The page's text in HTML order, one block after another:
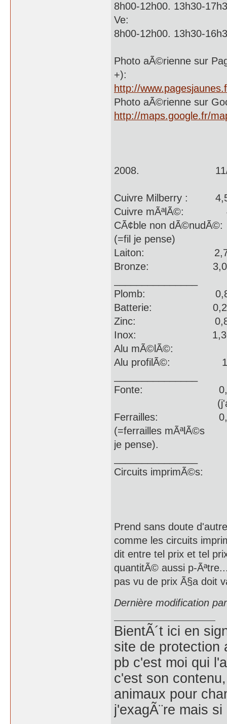
8h00-12h00. 13h30-
Ve:
8h00-12h00. 13h30-
Photo aÃ©rienne sur
+):
http://
Photo aÃ©rienne sur
http://maps.google.fr/
2008. 11/
Cuivre
Cuivre
CÃ¢ble non
(=fil je pense)
Laiton:
Bronze:
Plomb:
Batterie:
Zinc:
Inox:
Alu mÃ©lÃ©:
Alu profilÃ©: 1/
Fonte: 0,23
(j'ai mal
Ferrailles:
(=ferrailles mÃªlÃ©s
je pense).
Circuits imprimÃ©s:
Prend sans doute
comme les circuits
dit entre tel prix et tel
quantitÃ© aussi p-
pas vu de prix Ã§a doit
Dernière modification
BientÃ´t ici en
site de protection
pb c'est moi qui
c'est son
animaux pour
j'exagÃ¨re mais si